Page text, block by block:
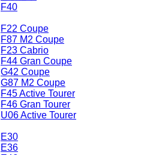
F40
F22 Coupe
F87 M2 Coupe
F23 Cabrio
F44 Gran Coupe
G42 Coupe
G87 M2 Coupe
F45 Active Tourer
F46 Gran Tourer
U06 Active Tourer
E30
E36